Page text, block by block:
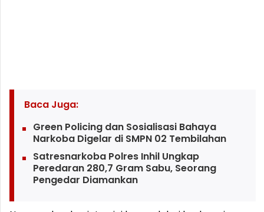
Baca Juga:
Green Policing dan Sosialisasi Bahaya
Narkoba Digelar di SMPN 02 Tembilahan
Satresnarkoba Polres Inhil Ungkap
Peredaran 280,7 Gram Sabu, Seorang
Pengedar Diamankan